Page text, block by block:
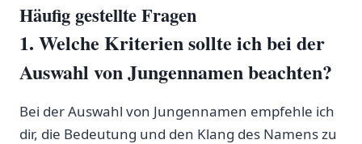
Häufig gestellte Fragen
1. ‌Welche Kriterien sollte ⁤ich bei ⁤der
Auswahl von ​Jungennamen beachten?
Bei der Auswahl von ‌Jungennamen empfehle ich
dir, die ‌Bedeutung und den⁣ Klang des Namens ‍zu